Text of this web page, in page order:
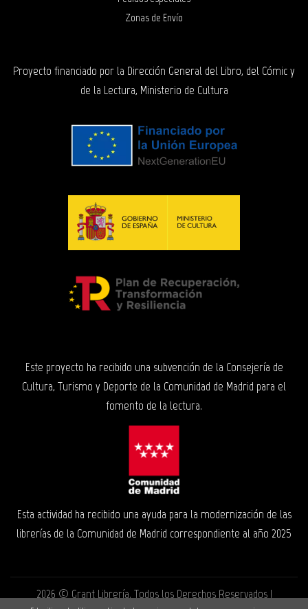
Zonas de Envío
Proyecto financiado por la Dirección General del Libro, del Cómic y
de la Lectura, Ministerio de Cultura
Este proyecto ha recibido una subvención de la Consejería de
Cultura, Turismo y Deporte de la Comunidad de Madrid para el
fomento de la lectura.
Esta actividad ha recibido una ayuda para la modernización de las
librerías de la Comunidad de Madrid correspondiente al año 2025
2026 ©Grant Librería. Todos los Derechos Reservados |